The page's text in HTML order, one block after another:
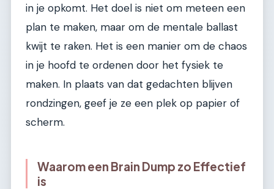
in je opkomt. Het doel is niet om meteen een
plan te maken, maar om de mentale ballast
kwijt te raken. Het is een manier om de chaos
in je hoofd te ordenen door het fysiek te
maken. In plaats van dat gedachten blijven
rondzingen, geef je ze een plek op papier of
scherm.
Waarom een Brain Dump zo Effectief
is